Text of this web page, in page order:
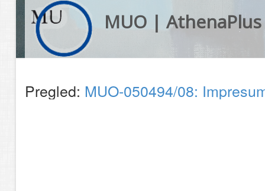
MUO | AthenaPlus
Pregled: MUO-050494/08: